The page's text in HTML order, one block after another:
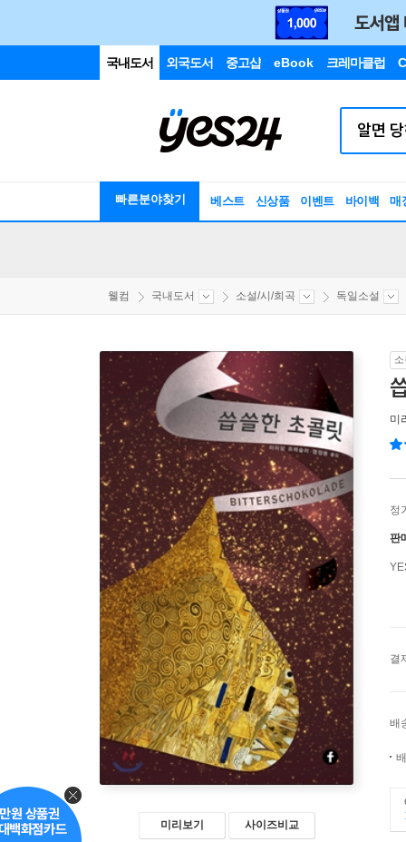
국내도서 외국도서 중고샵 eBook 크레마클럽
빠른분야찾기 베스트 신상품 이벤트 바이백 매
웰컴 국내도서 소설/시/희곡 독일소설
미리보기 사이즈비교
미
정
판
결
배